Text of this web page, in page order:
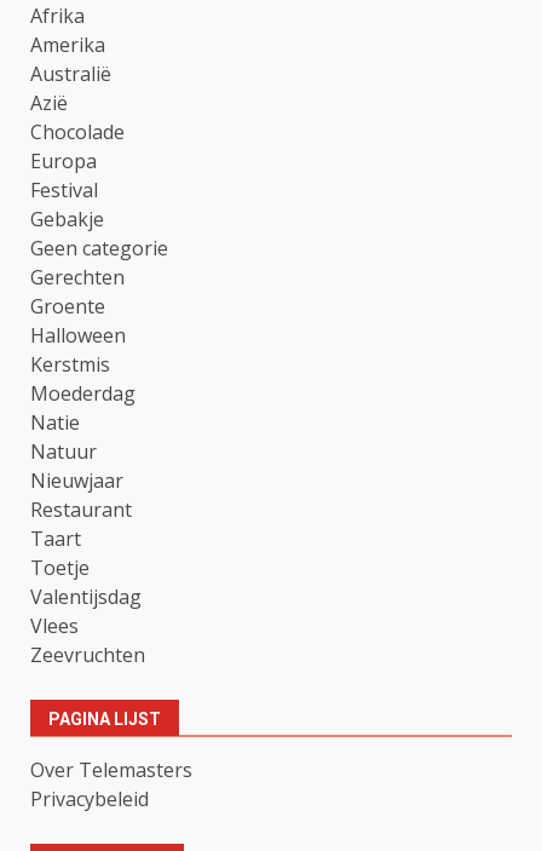
Afrika
Amerika
Australië
Azië
Chocolade
Europa
Festival
Gebakje
Geen categorie
Gerechten
Groente
Halloween
Kerstmis
Moederdag
Natie
Natuur
Nieuwjaar
Restaurant
Taart
Toetje
Valentijsdag
Vlees
Zeevruchten
PAGINA LIJST
Over Telemasters
Privacybeleid